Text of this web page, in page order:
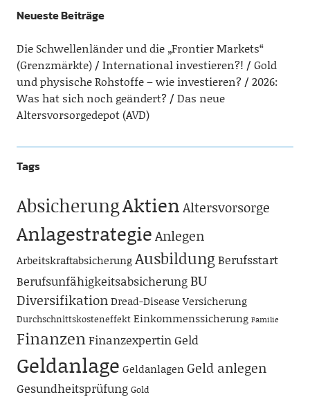
Neueste Beiträge
Die Schwellenländer und die „Frontier Markets“
(Grenzmärkte)
International investieren?!
Gold
und physische Rohstoffe – wie investieren?
2026:
Was hat sich noch geändert?
Das neue
Altersvorsorgedepot (AVD)
Tags
AbsicherungAktienAltersvorsorge
AnlagestrategieAnlegen
ArbeitskraftabsicherungAusbildung Berufsstart
BerufsunfähigkeitsabsicherungBU
DiversifikationDread-Disease Versicherung
Durchschnittskosteneffekt Einkommenssicherung Familie
FinanzenFinanzexpertinGeld
Geldanlage Geldanlagen Geld anlegen
Gesundheitsprüfung Gold